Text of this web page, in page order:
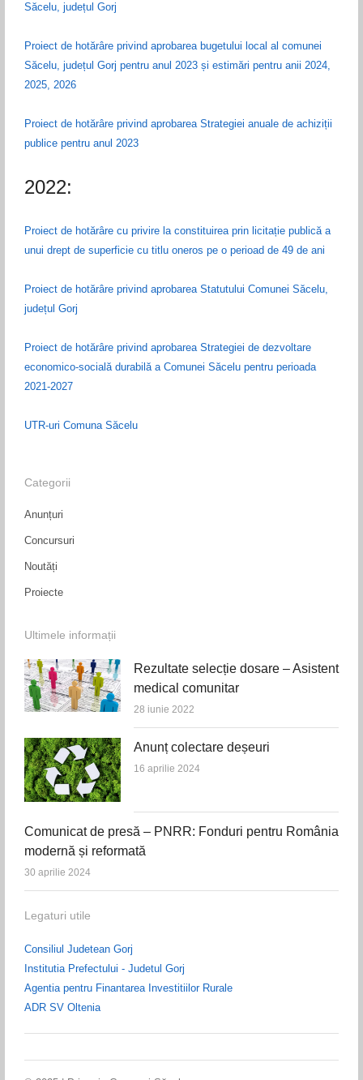
Săcelu, județul Gorj
Proiect de hotărâre privind aprobarea bugetului local al comunei
Săcelu, județul Gorj pentru anul 2023 și estimări pentru anii 2024,
2025, 2026
Proiect de hotărâre privind aprobarea Strategiei anuale de achiziții
publice pentru anul 2023
2022:
Proiect de hotărâre cu privire la constituirea prin licitație publică a
unui drept de superficie cu titlu oneros pe o perioad de 49 de ani
Proiect de hotărâre privind aprobarea Statutului Comunei Săcelu,
județul Gorj
Proiect de hotărâre privind aprobarea Strategiei de dezvoltare
economico-socială durabilă a Comunei Săcelu pentru perioada
2021-2027
UTR-uri Comuna Săcelu
Categorii
Anunțuri
Concursuri
Noutăți
Proiecte
Ultimele informații
Rezultate selecție dosare – Asistent
medical comunitar
28 iunie 2022
Anunț colectare deșeuri
16 aprilie 2024
Comunicat de presă – PNRR: Fonduri pentru România
modernă și reformată
30 aprilie 2024
Legaturi utile
Consiliul Judetean Gorj
Institutia Prefectului - Judetul Gorj
Agentia pentru Finantarea Investitiilor Rurale
ADR SV Oltenia